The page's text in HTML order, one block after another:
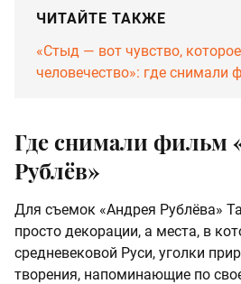
ЧИТАЙТЕ ТАКЖЕ
«Стыд — вот чувство,
человечество»: где снимали
Где снимали фильм
Рублёв»
Для съемок «Андрея Рублёва»
просто декорации, а места, в
средневековой Руси, уголки
творения, напоминающие по